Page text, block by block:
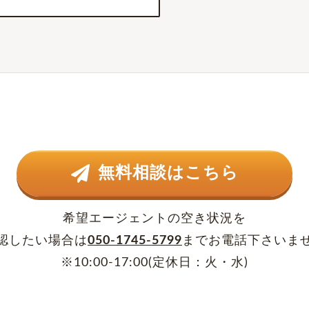
無料相談はこちら
希望エージェントの空き状況を
したい場合は050-1745-5799 までお電話下さいま
※10:00-17:00(定休日：火・水)